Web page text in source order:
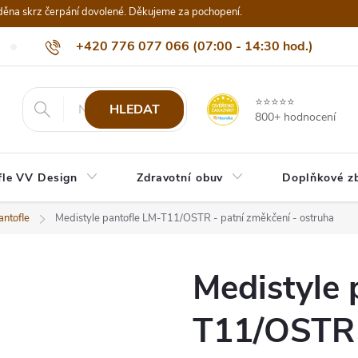
skrz čerpání dovolené. Děkujeme za pochopení.
+420 776 077 066 (07:00 - 14:30 hod.)
info@eshop-vvdesign.cz
Nejčastější dotazy Naši odběratelé Doprava a platba
HLEDAT
⭐⭐⭐⭐⭐
800+ hodnocení
VV Design Zdravotní obuv Doplňkové
Medistyle pantofle LM-T11/OSTR - patní změkčení - ostruha
Medistyle
T11/